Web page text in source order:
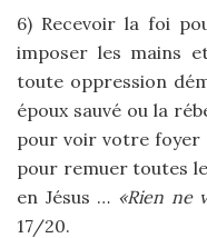
6) Recevoir la foi
imposer les mains
toute oppression
époux sauvé ou la
pour voir votre foyer
pour remuer toutes
en Jésus … «Rien ne
17/20.